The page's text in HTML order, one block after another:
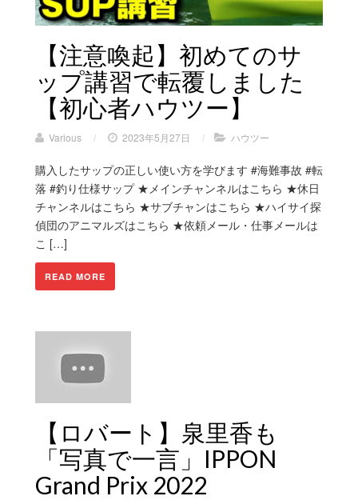
【注意喚起】初めてのサ
ップ講習で転覆しました
【初心者ハウツー】
Various / 2023年5月27日 / ハウツー
購入したサップの正しい使い方を学びます #海難事故 #転
落 #釣り仕様サップ ★メインチャンネルはこちら ★休日
チャンネルはこちら ★サブチャンはこちら ★ハイサイ探
偵団のアニマルズはこちら ★依頼メール・仕事メールは
こ […]
READ MORE
【ロバート】泉里香も
「写真で一言」IPPON
Grand Prix 2022